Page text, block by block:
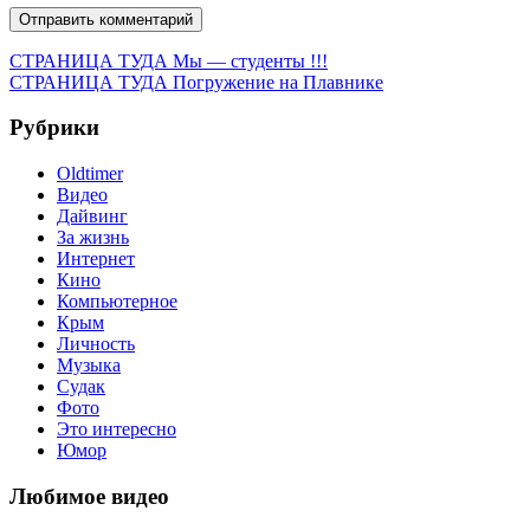
Навигация
по
записям
СТРАНИЦА ТУДА Предыдущая
запись:
Мы — студенты !!!
СТРАНИЦА ТУДА Следующая
Погружение на Плавнике
Рубрики
Oldtimer
Видео
Дайвинг
За жизнь
Интернет
Кино
Компьютерное
Крым
Личность
Музыка
Судак
Фото
Это интересно
Юмор
Любимое видео